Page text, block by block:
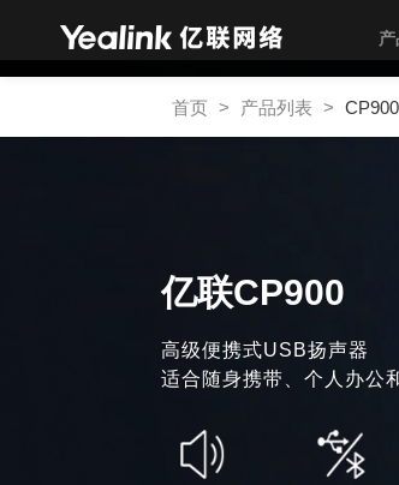
首页 > 产品列表 >
亿联CP900
高级便携式USB扬声器
适合随身携带、个人办公